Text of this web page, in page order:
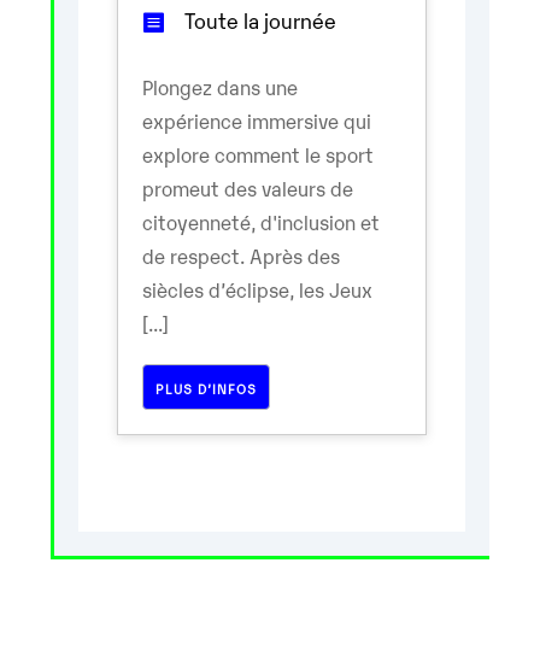
Toute la journée
Plongez dans une
expérience immersive qui
explore comment le sport
promeut des valeurs de
citoyenneté, d'inclusion et
de respect. Après des
siècles d’éclipse, les Jeux
[...]
PLUS D’INFOS